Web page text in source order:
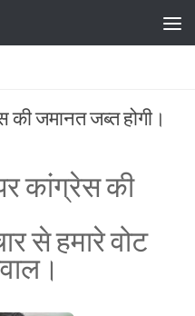
की जमानत जब्त होगी।
कांग्रेस की
से हमारे वोट